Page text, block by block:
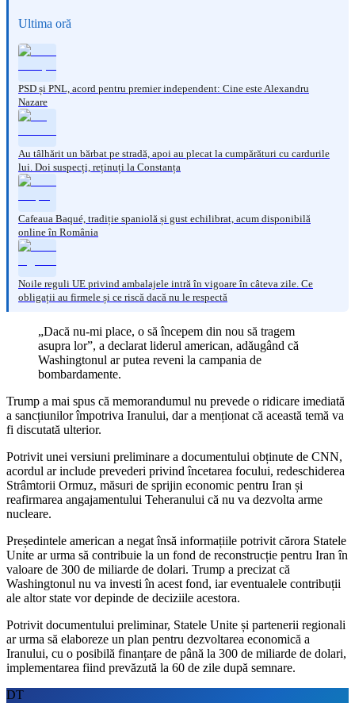
Ultima oră
PSD și PNL, acord pentru premier independent: Cine este Alexandru
Nazare
Au tâlhărit un bărbat pe stradă, apoi au plecat la cumpărături cu cardurile
lui. Doi suspecți, reținuți la Constanța
Cafeaua Baqué, tradiție spaniolă și gust echilibrat, acum disponibilă
online în România
Noile reguli UE privind ambalajele intră în vigoare în câteva zile. Ce
obligații au firmele și ce riscă dacă nu le respectă
„Dacă nu-mi place, o să începem din nou să tragem
asupra lor”, a declarat liderul american, adăugând că
Washingtonul ar putea reveni la campania de
bombardamente.
Trump a mai spus că memorandumul nu prevede o ridicare imediată
a sancțiunilor împotriva Iranului, dar a menționat că această temă va
fi discutată ulterior.
Potrivit unei versiuni preliminare a documentului obținute de CNN,
acordul ar include prevederi privind încetarea focului, redeschiderea
Strâmtorii Ormuz, măsuri de sprijin economic pentru Iran și
reafirmarea angajamentului Teheranului că nu va dezvolta arme
nucleare.
Președintele american a negat însă informațiile potrivit cărora Statele
Unite ar urma să contribuie la un fond de reconstrucție pentru Iran în
valoare de 300 de miliarde de dolari. Trump a precizat că
Washingtonul nu va investi în acest fond, iar eventualele contribuții
ale altor state vor depinde de deciziile acestora.
Potrivit documentului preliminar, Statele Unite și partenerii regionali
ar urma să elaboreze un plan pentru dezvoltarea economică a
Iranului, cu o posibilă finanțare de până la 300 de miliarde de dolari,
implementarea fiind prevăzută la 60 de zile după semnare.
DT